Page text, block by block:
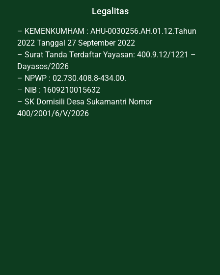
Legalitas
– KEMENKUMHAM : AHU-0030256.AH.01.12.Tahun
2022 Tanggal 27 September 2022
– Surat Tanda Terdaftar Yayasan: 400.9.12/1221 –
Dayasos/2026
– NPWP : 02.730.408.8-434.00.
– NIB : 1609210015632
– SK Domisili Desa Sukamantri Nomor
400/2001/6/V/2026